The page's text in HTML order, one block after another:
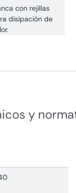
con rejillas
disipación de
y